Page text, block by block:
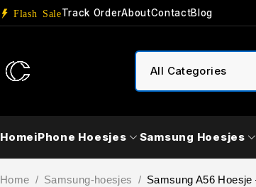
Flash SaleTrack OrderAboutContactBlog
HomeiPhone Hoesjes Samsung Hoesjes
Home / Samsung-hoesjes / Samsung A56 Hoesje